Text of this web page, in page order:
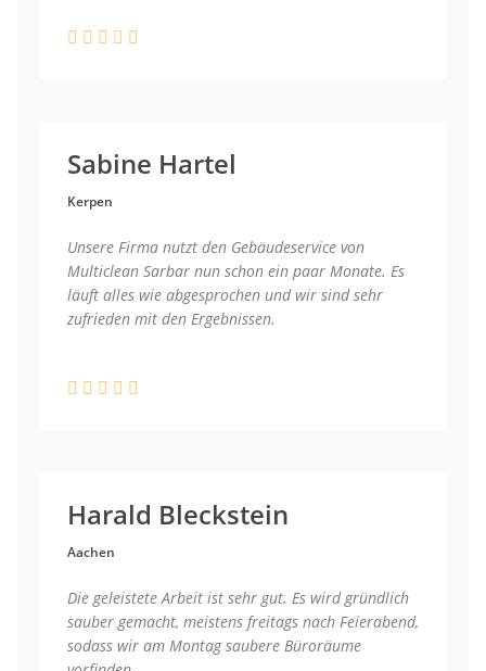
Sabine Hartel
Kerpen
Unsere Firma nutzt den Gebäudeservice von
Multiclean Sarbar nun schon ein paar Monate. Es
läuft alles wie abgesprochen und wir sind sehr
zufrieden mit den Ergebnissen.
Harald Bleckstein
Aachen
Die geleistete Arbeit ist sehr gut. Es wird gründlich
sauber gemacht, meistens freitags nach Feierabend,
sodass wir am Montag saubere Büroräume